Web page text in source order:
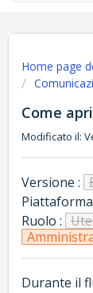
Home page
Come
Modificato il:
Versione :
Ruolo :
Durante il